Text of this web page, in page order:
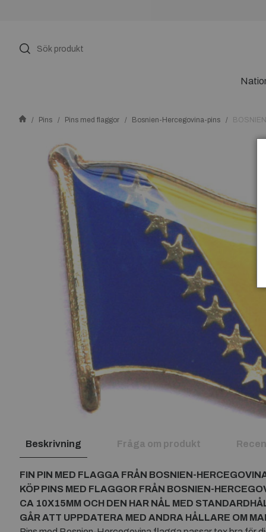
Pins Pins med flaggor Bosnien-Hercegovina-pins
Beskrivning Fråga om produkt
FIN PIN MED FLAGGA FRÅN BOSNIEN-
KÖP PINS MED FLAGGOR FRÅN BOSNIEN-
CA 10X15MM OCH DEN HAR NÅL MED
GÅR ATT UPPDATERA MED ANDRA HÅLLARE OM